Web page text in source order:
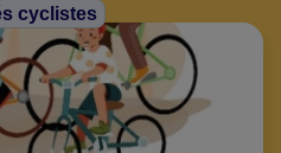
cyclistes